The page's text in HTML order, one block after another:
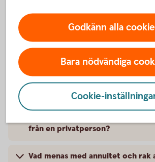
Mer information
Hur amorterar jag extra eller
från en privatperson?
Vad menas med annuitet och
Godkänn alla
Bara nödvändiga
Cookie-